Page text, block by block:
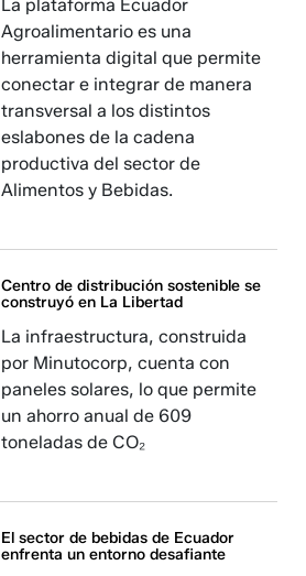
La plataforma Ecuador
Agroalimentario es una
herramienta digital que permite
conectar e integrar de manera
transversal a los distintos
eslabones de la cadena
productiva del sector de
Alimentos y Bebidas.
Centro de distribución sostenible se
construyó en La Libertad
La infraestructura, construida
por Minutocorp, cuenta con
paneles solares, lo que permite
un ahorro anual de 609
toneladas de CO₂
El sector de bebidas de Ecuador
enfrenta un entorno desafiante